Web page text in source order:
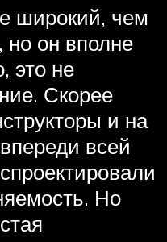
широкий, чем
но он вполне
это не
Скорее
и на
всей
Но